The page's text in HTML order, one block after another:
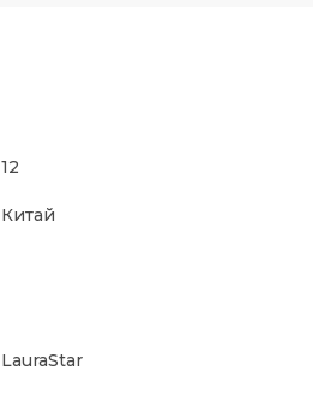
12
Китай
LauraStar